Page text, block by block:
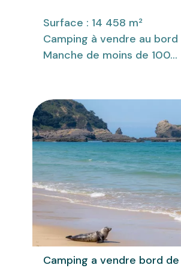
Surface : 14 458 m²
Camping à vendre au bord
Manche de moins de 100...
Camping a vendre bord